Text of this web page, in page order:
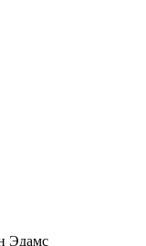
Эдамс